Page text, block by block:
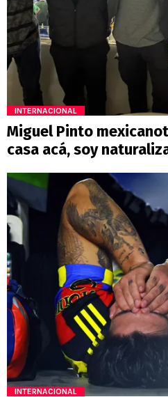
INTERNACIONAL
Miguel Pinto
casa acá, soy
INTERNACIONAL